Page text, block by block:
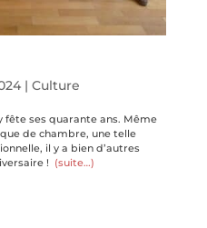
| Culture
fête ses quarante ans. Même
de chambre, une telle
il y a bien d’autres
! (suite…)